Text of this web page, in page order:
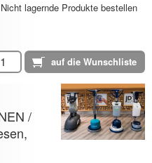
lagernde Produkte bestellen
/